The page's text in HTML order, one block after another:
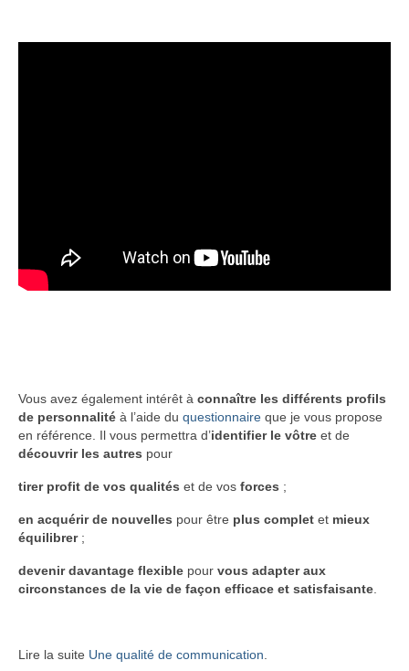
Vous avez également intérêt à connaître les différents profils
de personnalité à l’aide du questionnaire que je vous propose
en référence. Il vous permettra d’identifier le vôtre et de
découvrir les autres pour
tirer profit de vos qualités et de vos forces ;
en acquérir de nouvelles pour être plus complet et mieux
équilibrer ;
devenir davantage flexible pour vous adapter aux
circonstances de la vie de façon efficace et satisfaisante
Lire la suite Une qualité de communication